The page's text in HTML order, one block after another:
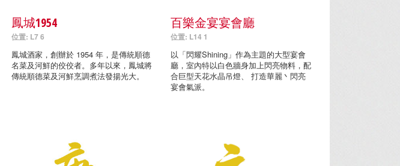
鳳城1954
位置: L7 6
鳳城酒家，創辦於 1954 年，是傳統順德
名菜及河鮮的佼佼者。多年以來，鳳城將
傳統順德菜及河鮮烹調煮法發揚光大。
百樂金宴宴會廳
位置: L14 1
以「閃耀Shining」作為主題的大型宴會
廳，室內特以白色牆身加上閃亮物料，配
合巨型天花水晶吊燈、 打造華麗丶閃亮
宴會氣派。